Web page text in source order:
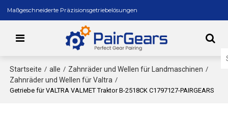
Maßgeschneiderte Präzisionsgetriebelösungen
Startseite / alle / Zahnräder und Wellen für Landmaschinen /
Zahnräder und Wellen für Valtra /
Getriebe für VALTRA VALMET Traktor B-2518CK C1797127-PAIRGEARS